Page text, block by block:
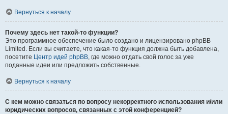
Вернуться к началу
Почему здесь нет такой-то функции?
Это программное обеспечение было создано и лицензировано phpBB
Limited. Если вы считаете, что какая-то функция должна быть добавлена,
посетите Центр идей phpBB, где можно отдать свой голос за уже
поданные идеи или предложить собственные.
Вернуться к началу
С кем можно связаться по вопросу некорректного использования и/или
юридических вопросов, связанных с этой конференцией?